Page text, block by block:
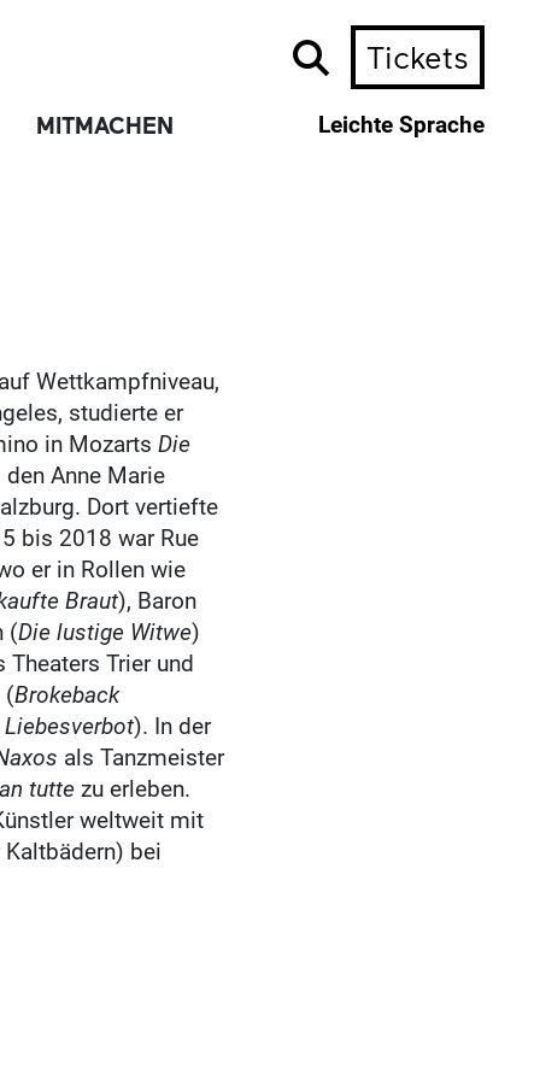
MITMACHEN
Tickets
Leichte Sprache
Wettkampfniveau,
studierte er
in MozartsDie
Anne Marie
Dort vertiefte
bis 2018 war Rue
er in Rollen wie
Braut), Baron
(Die lustige Witwe)
Trier und
(Brokeback
Liebesverbot). In der
als Tanzmeister
tutte zu erleben.
weltweit mit
bei